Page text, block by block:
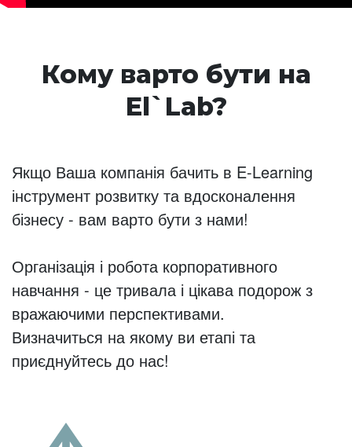
Кому варто бути на
El`Lab?
Якщо Ваша компанія бачить в E-Learning
інструмент розвитку та вдосконалення
бізнесу - вам варто бути з нами!
Організація і робота корпоративного
навчання - це тривала і цікава подорож з
вражаючими перспективами.
Визначиться на якому ви етапі та
приєднуйтесь до нас!